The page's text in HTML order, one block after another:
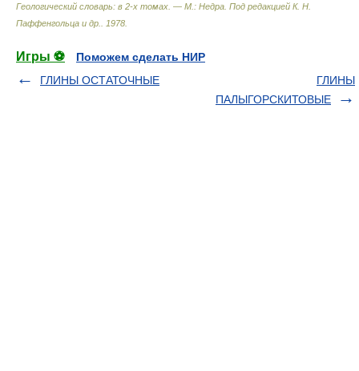
Геологический словарь: в 2-х томах. — М.: Недра Под редакцией К. Н.
Паффенгольца и др.
1978
Игры ⚽
Поможем сделать НИР
ГЛИНЫ ОСТАТОЧНЫЕ
ГЛИНЫ
ПАЛЫГОPCКИТОВЫЕ